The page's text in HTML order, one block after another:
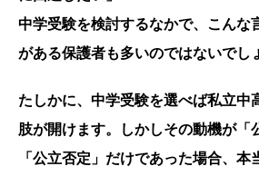
中学受験を検討するなかで、こんな
がある保護者も多いのではないでし
たしかに、中学受験を選べば私立中
肢が開けます。しかしその動機が「
「公立否定」だけであった場合、